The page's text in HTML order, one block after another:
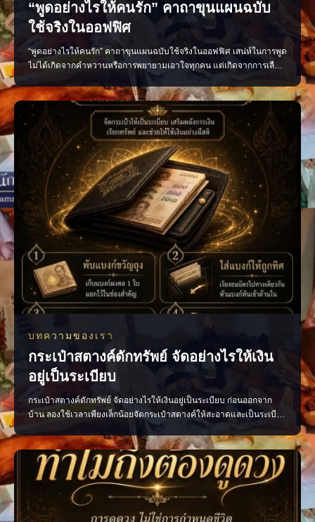
“พูดอย่างไรให้คนรัก” คาถาขุนแผนฉบับ
ใช้จริงในออฟฟิศ
“พูดอย่างไรให้คนรัก” คาถาขุนแผนฉบับใช้จริงในออฟฟิศ เสน่ห์ในการพูด
ไม่ได้เกิดจากคำหวานหรือการพยายามเอาใจทุกคน แต่เกิดจากการเลือก
ใช้คำพูดอย่างเหมาะสม น้ำเสียงนุ่มนวล และมีความจริงใจ หลักง่าย ๆ ที่
นำไปใช้ได้จริง พูดดีโดยไม่เสแสร้ง ชื่นชมอย่างจริงใจ รับฟังให้มาก และ
พูดให้พอดี เพียงเปลี่ยนวิธีสื่อสาร บรร
บทความของเรา
กระเป๋าสตางค์ดักทรัพย์ จัดอย่างไรให้เงิน
อยู่เป็นระเบียบ
กระเป๋าสตางค์ดักทรัพย์ จัดอย่างไรให้เงินอยู่เป็นระเบียบ ก่อนออกจาก
บ้าน ลองใช้เวลาเพียงเล็กน้อยจัดกระเป๋าสตางค์ให้สะอาดและเป็นระเบียบ
ตามความเชื่อถือว่าเป็นการเปิดทางรับพลังการเงินที่ดี • เก็บแบงก์ขวัญถุง
แยกไว้ ไม่ควรนำออกมาใช้ • เรียงธนบัตรไปในทิศทางเดียวกัน โดยหัน
หัวแบงก์เข้าด้านใน • นำใบเสร็จ บิลเ